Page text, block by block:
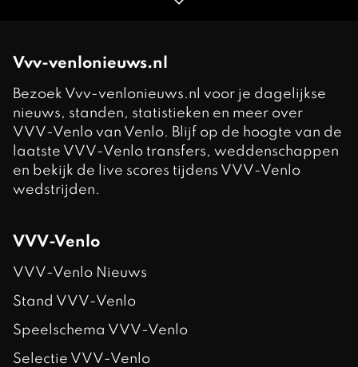
Vvv-venlonieuws.nl
Bezoek Vvv-venlonieuws.nl voor je dagelijkse
nieuws, standen, statistieken en meer over
VVV-Venlo van Venlo. Blijf op de hoogte van de
laatste VVV-Venlo transfers, weddenschappen
en bekijk de live scores tijdens VVV-Venlo
wedstrijden.
VVV-Venlo
VVV-Venlo Nieuws
Stand VVV-Venlo
Speelschema VVV-Venlo
Selectie VVV-Venlo